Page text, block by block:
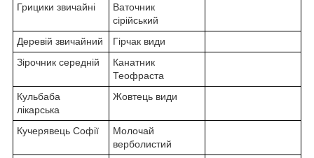
Грицики звичайні
Ваточник
сірійський
Деревій звичайний
Гірчак види
Зірочник середній
Канатник
Теофраста
Кульбаба
лікарська
Жовтець види
Кучерявець Cофії
Молочай
верболистий